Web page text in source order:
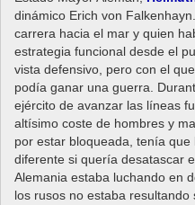
dinámico Erich von
carrera hacia el mar y quien
estrategia funcional desde el
vista defensivo, pero con el
podía ganar una guerra.
ejército de avanzar las líneas
altísimo coste de hombres y
por estar bloqueada, tenía
diferente si quería desatascar
Alemania estaba luchando en
los rusos no estaba